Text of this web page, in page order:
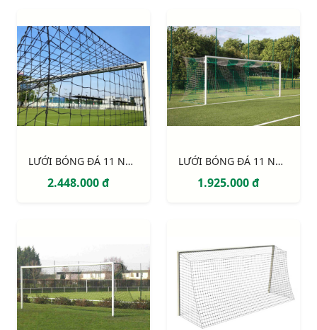
LƯỚI BÓNG ĐÁ 11 NGƯỜI S12863W
2.448.000 đ
LƯỚI BÓNG ĐÁ 11 NGƯỜI S12861W
1.925.000 đ